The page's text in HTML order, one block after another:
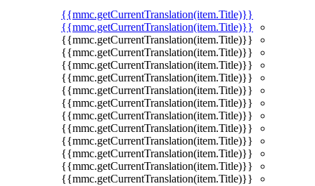
{{mmc.getCurrentTranslation(item.Title)}}
{{mmc.getCurrentTranslation(item.Title)}}
{{mmc.getCurrentTranslation(item.Title)}}
{{mmc.getCurrentTranslation(item.Title)}}
{{mmc.getCurrentTranslation(item.Title)}}
{{mmc.getCurrentTranslation(item.Title)}}
{{mmc.getCurrentTranslation(item.Title)}}
{{mmc.getCurrentTranslation(item.Title)}}
{{mmc.getCurrentTranslation(item.Title)}}
{{mmc.getCurrentTranslation(item.Title)}}
{{mmc.getCurrentTranslation(item.Title)}}
{{mmc.getCurrentTranslation(item.Title)}}
{{mmc.getCurrentTranslation(item.Title)}}
{{mmc.getCurrentTranslation(item.Title)}}